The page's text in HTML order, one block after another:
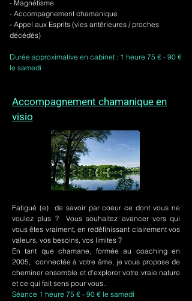
- Magnétisme
- Accompagnement chamanique
- Appel aux Esprits (vies antérieures / proches
décédés)
Durée approximative en cabinet : 1 heure 75 € - 90 €
le samedi
Accompagnement chamanique en
visio
Fatigué (e) de savoir par coeur ce dont vous ne
voulez plus ? Vous souhaitez avancer vers qui
vous êtes vraiment, en redéfinissant clairement vos
valeurs, vos besoins, vos limites ?
En tant que chamane, formée au coaching en
2005, connectée à votre âme, je vous propose de
cheminer ensemble et d'explorer votre vraie nature
et ce qui fait sens pour vous..
Séance 1 heure 75 € - 90 € le samedi